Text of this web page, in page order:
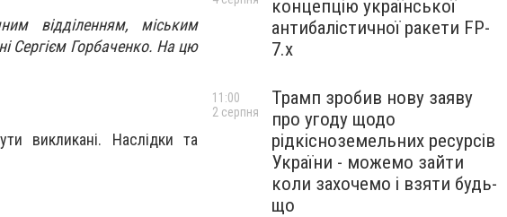
відділенням, міським
Сергієм Горбаченко. На цю
викликані. Наслідки та
концепцію української
антибалістичної ракети FP-
7.x
Трамп зробив нову заяву
про угоду щодо
рідкісноземельних ресурсів
України - можемо зайти
коли захочемо і взяти будь-
що
11:00
2 серпня